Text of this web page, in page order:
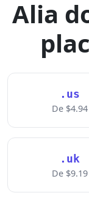
Alia
.us
De $4.94
.uk
De $9.19